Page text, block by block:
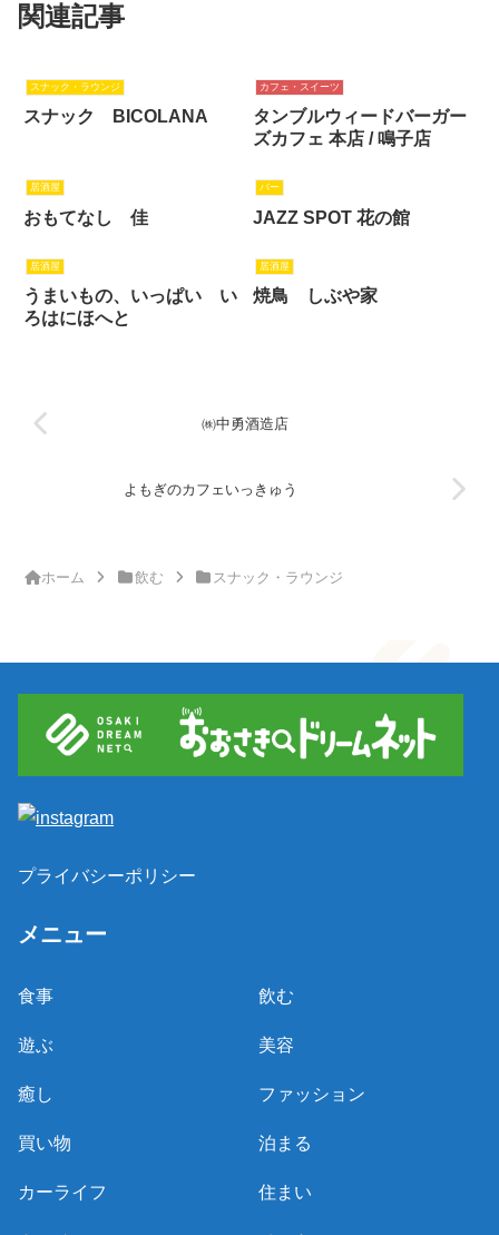
関連記事
スナック・ラウンジ
スナック BICOLANA
カフェ・スイーツ
タンブルウィードバーガー
ズカフェ 本店 / 鳴子店
居酒屋
おもてなし 佳
バー
JAZZ SPOT 花の館
居酒屋
うまいもの、いっぱい い
ろはにほへと
居酒屋
焼鳥 しぶや家
㈱中勇酒造店
よもぎのカフェいっきゅう
ホーム 飲む スナック・ラウンジ
プライバシーポリシー
メニュー
食事 飲む
遊ぶ 美容
癒し ファッション
買い物 泊まる
カーライフ 住まい